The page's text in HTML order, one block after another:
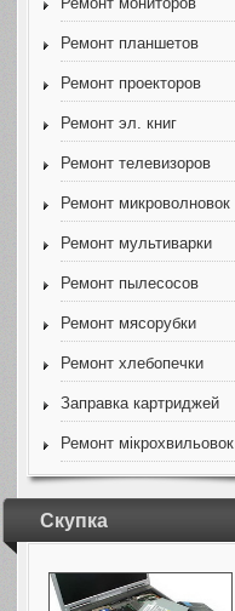
Ремонт планшетов
Ремонт проекторов
Ремонт эл. книг
Ремонт телевизоров
Ремонт микроволновок
Ремонт мультиварки
Ремонт пылесосов
Ремонт мясорубки
Ремонт хлебопечки
Заправка картриджей
Ремонт мікрохвильовок
Скупка